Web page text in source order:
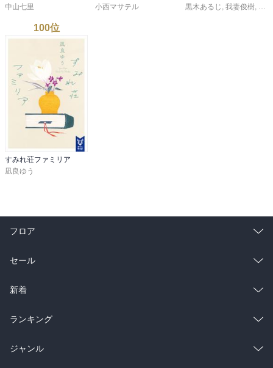
中山七里
小西マサテル
黒木あるじ , 我妻俊樹, 雨
100位
すみれ荘ファミリア
凪良ゆう
フロア
総合
ラノベ
雑誌・グラビア
BL・TL
セール
総合
ラノベ
雑誌・グラビア
新着
総合
ラノベ
ランキング
総合
ジャンル